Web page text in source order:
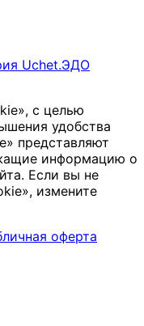
Uchet.ЭДО
с целью
удобства
представляют
информацию о
Если вы не
измените
оферта